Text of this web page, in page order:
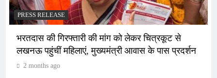
PRESS RELEASE
भरतदास की गिरफ्तारी की मांग को लेकर चित्रकूट से
लखनऊ पहुंचीं महिलाएं, मुख्यमंत्री आवास के पास प्रदर्शन
2 months ago